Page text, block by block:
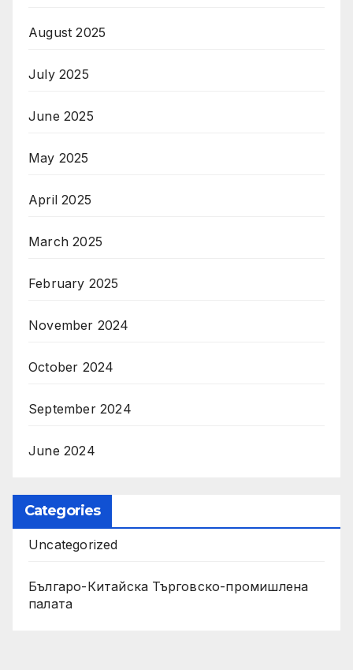
August 2025
July 2025
June 2025
May 2025
April 2025
March 2025
February 2025
November 2024
October 2024
September 2024
June 2024
Categories
Uncategorized
Българо-Китайска Търговско-промишлена
палaта